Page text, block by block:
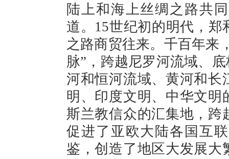
陆上和海上丝绸之路共
道。15世纪初的明代，
之路商贸往来。千百年来
脉”，跨越尼罗河流域、
河和恒河流域、黄河和长
明、印度文明、中华文明
斯兰教信众的汇集地，跨
促进了亚欧大陆各国互
鉴，创造了地区大发展大